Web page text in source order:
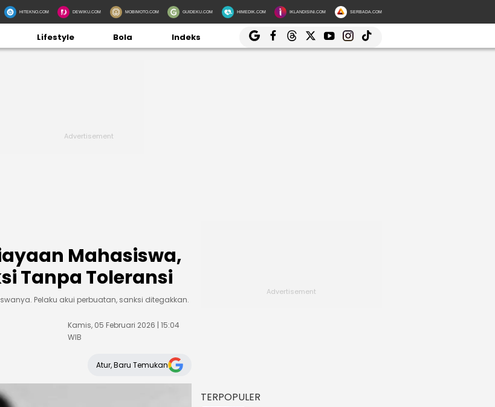
HITEKNO.COM DEWIKU.COM MOBIMOTO.COM GUIDEKU.COM HIMEDIK.COM IKLANDISINI.COM SERBADA.COM
Lifestyle Bola Indeks
Mahasiswa,
Tanpa Toleransi
Pelaku akui perbuatan, sanksi ditegakkan.
Kamis, 05 Februari 2026 | 15:04
WIB
Atur, Baru Temukan
TERPOPULER